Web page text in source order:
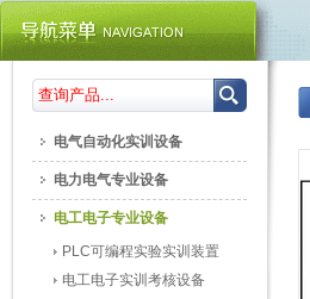
电气自动化实训设备
电力电气专业设备
电工电子专业设备
PLC可编程实验实训装置
电工电子实训考核设备